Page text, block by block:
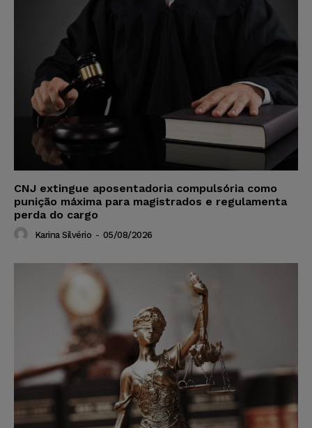
CNJ extingue aposentadoria compulsória como
punição máxima para magistrados e regulamenta
perda do cargo
Karina Silvério - 05/08/2026